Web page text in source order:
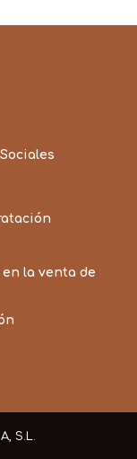
la venta de
S.L.